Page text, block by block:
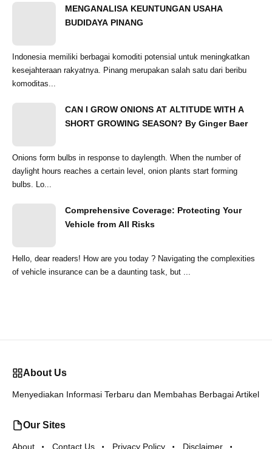
MENGANALISA KEUNTUNGAN USAHA
BUDIDAYA PINANG
Indonesia memiliki berbagai komoditi potensial untuk meningkatkan
kesejahteraan rakyatnya. Pinang merupakan salah satu dari beribu
komoditas...
CAN I GROW ONIONS AT ALTITUDE WITH A
SHORT GROWING SEASON? By Ginger Baer
Onions form bulbs in response to daylength. When the number of
daylight hours reaches a certain level, onion plants start forming
bulbs. Lo...
Comprehensive Coverage: Protecting Your
Vehicle from All Risks
Hello, dear readers! How are you today ? Navigating the complexities
of vehicle insurance can be a daunting task, but ...
About Us
Menyediakan Informasi Terbaru dan Membahas Berbagai Artikel
Our Sites
About Contact Us Privacy Policy Disclaimer